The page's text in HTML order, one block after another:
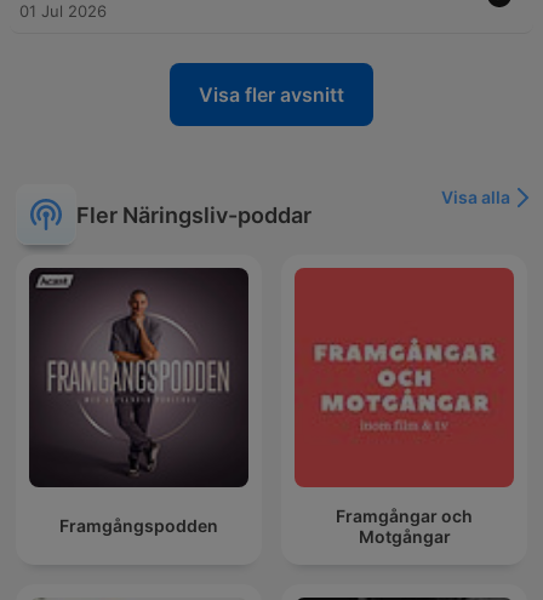
01 Jul 2026
Visa fler avsnitt
Fler Näringsliv-poddar
Visa alla
Framgångspodden
Framgångar och
Motgångar